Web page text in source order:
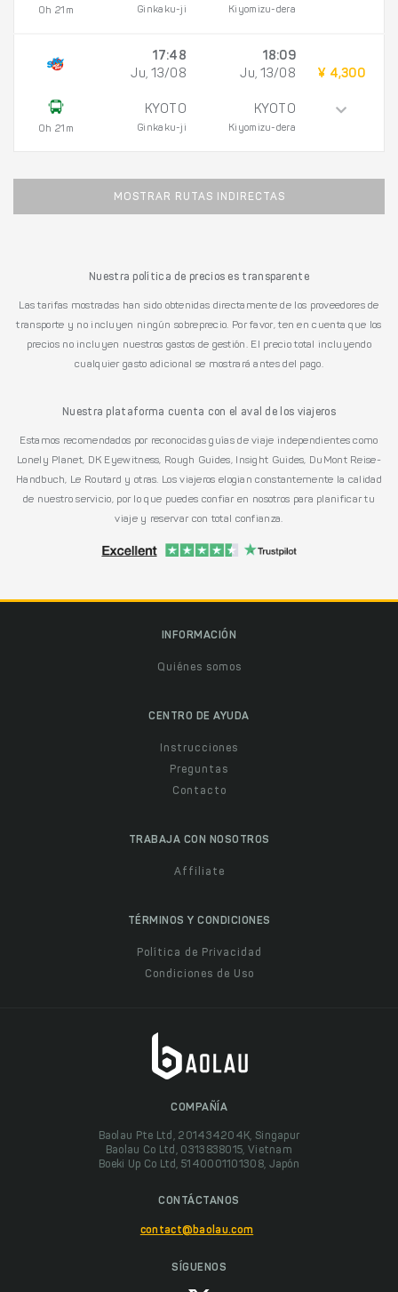
0h 21m Ginkaku-ji Kiyomizu-dera
0h 21m
17:48
Ju, 13/08
KYOTO
Ginkaku-ji
18:09
Ju, 13/08
KYOTO
Kiyomizu-dera
¥ 4,300
MOSTRAR RUTAS INDIRECTAS
Nuestra política de precios es transparente
Las tarifas mostradas han sido obtenidas directamente de los proveedores de
transporte y no incluyen ningún sobreprecio. Por favor, ten en cuenta que los
precios no incluyen nuestros gastos de gestión. El precio total incluyendo
cualquier gasto adicional se mostrará antes del pago.
Nuestra plataforma cuenta con el aval de los viajeros
Estamos recomendados por reconocidas guías de viaje independientes como
Lonely Planet, DK Eyewitness, Rough Guides, Insight Guides, DuMont Reise-
Handbuch, Le Routard y otras. Los viajeros elogian constantemente la calidad
de nuestro servicio, por lo que puedes confiar en nosotros para planificar tu
viaje y reservar con total confianza.
INFORMACIÓN
Quiénes somos
CENTRO DE AYUDA
Instrucciones
Preguntas
Contacto
TRABAJA CON NOSOTROS
Affiliate
TÉRMINOS Y CONDICIONES
Política de Privacidad
Condiciones de Uso
COMPAÑÍA
Baolau Pte Ltd, 201434204K, Singapur
Baolau Co Ltd, 0313838015, Vietnam
Boeki Up Co Ltd, 5140001101308, Japón
CONTÁCTANOS
contact@baolau.com
SÍGUENOS